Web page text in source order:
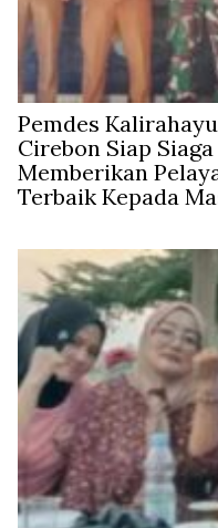
Pemdes
Cirebon Siap Siaga
Memberikan
Terbaik Kepada